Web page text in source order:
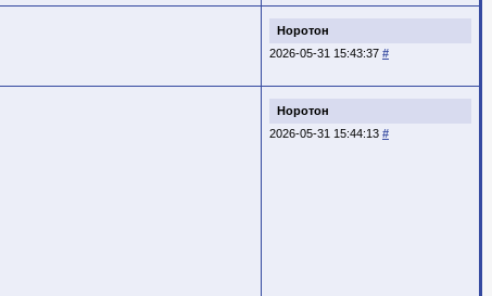
Норотон
2026-05-31 15:43:37 #
Норотон
2026-05-31 15:44:13 #